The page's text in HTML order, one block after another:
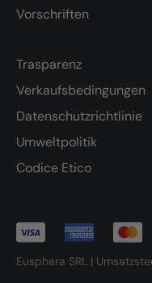
Vorschriften
Trasparenz
Verkaufsbedingungen
Datenschutzrichtlinie
Umweltpolitik
Codice Etico
Eusphera SRL |